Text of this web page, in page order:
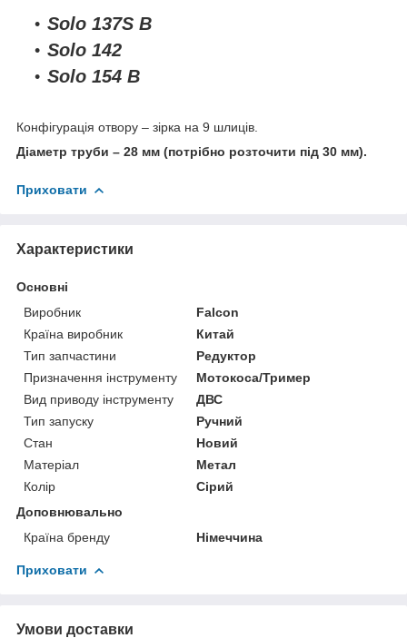
Solo 137S B
Solo 142
Solo 154 B
Конфігурація отвору – зірка на 9 шлиців.
Діаметр труби – 28 мм (потрібно розточити під 30 мм).
Приховати
Характеристики
Основні
Виробник
Falcon
Країна виробник
Китай
Тип запчастини
Редуктор
Призначення інструменту
Мотокоса/Тример
Вид приводу інструменту
ДВС
Тип запуску
Ручний
Стан
Новий
Матеріал
Метал
Колір
Сірий
Доповнювально
Країна бренду
Німеччина
Приховати
Умови доставки